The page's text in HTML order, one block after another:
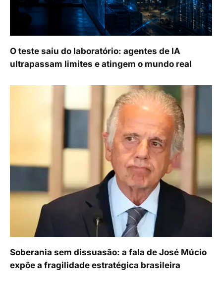
O teste saiu do laboratório: agentes de IA
ultrapassam limites e atingem o mundo real
Soberania sem dissuasão: a fala de José Múcio
expõe a fragilidade estratégica brasileira